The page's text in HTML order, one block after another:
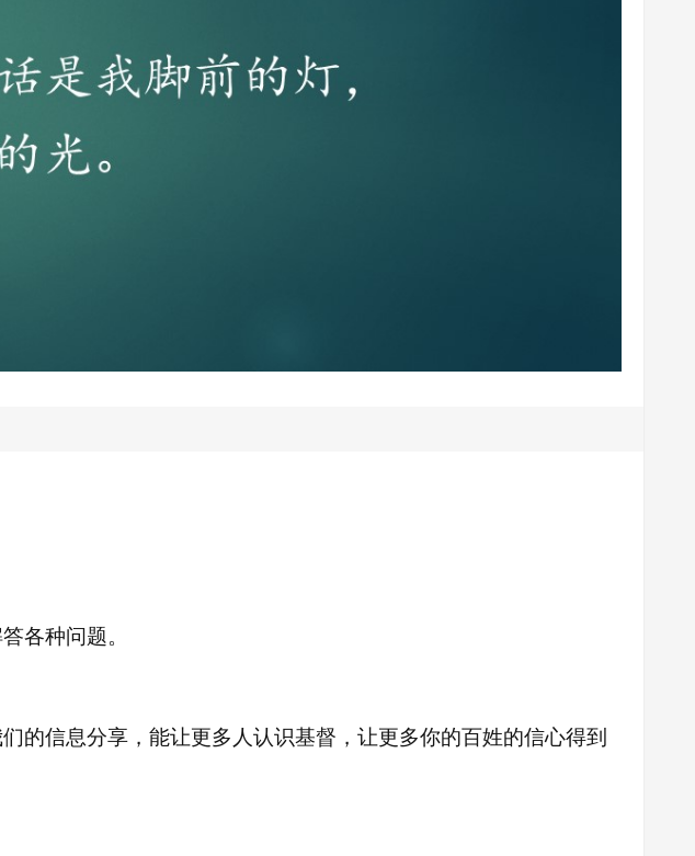
各种问题。
的信息分享，能让更多人认识基督，让更多你的百姓的信心得到